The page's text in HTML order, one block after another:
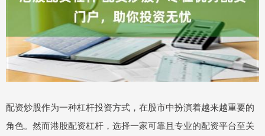
配资炒股作为一种杠杆投资方式，在股市中扮演着越来越重要的
角色。然而港股配资杠杆，选择一家可靠且专业的配资平台至关